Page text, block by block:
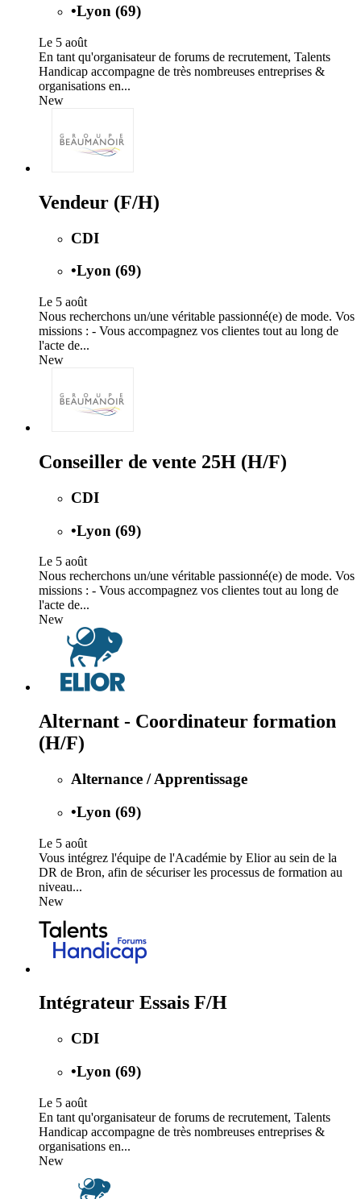
•Lyon (69)
Le 5 août
En tant qu'organisateur de forums de recrutement, Talents
Handicap accompagne de très nombreuses entreprises &
organisations en...
New
Vendeur (F/H)
CDI
•Lyon (69)
Le 5 août
Nous recherchons un/une véritable passionné(e) de mode. Vos
missions : - Vous accompagnez vos clientes tout au long de
l'acte de...
New
Conseiller de vente 25H (H/F)
CDI
•Lyon (69)
Le 5 août
Nous recherchons un/une véritable passionné(e) de mode. Vos
missions : - Vous accompagnez vos clientes tout au long de
l'acte de...
New
Alternant - Coordinateur formation
(H/F)
Alternance / Apprentissage
•Lyon (69)
Le 5 août
Vous intégrez l'équipe de l'Académie by Elior au sein de la
DR de Bron, afin de sécuriser les processus de formation au
niveau...
New
Intégrateur Essais F/H
CDI
•Lyon (69)
Le 5 août
En tant qu'organisateur de forums de recrutement, Talents
Handicap accompagne de très nombreuses entreprises &
organisations en...
New